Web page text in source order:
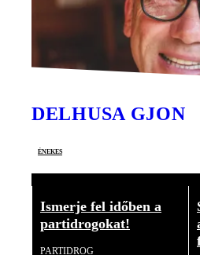
DELHUSA GJON
énekes
Ismerje fel időben a
partidrogokat!
PARTIDROG